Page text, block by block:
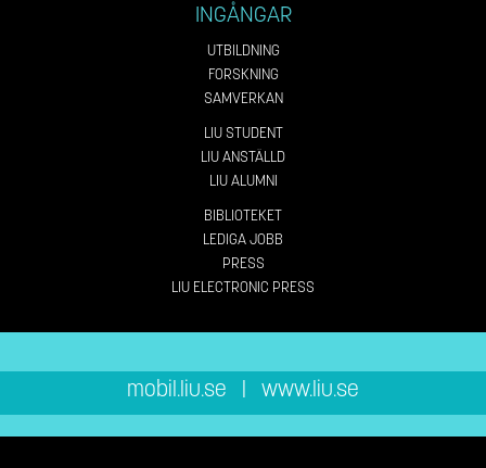
INGÅNGAR
UTBILDNING
FORSKNING
SAMVERKAN
LIU STUDENT
LIU ANSTÄLLD
LIU ALUMNI
BIBLIOTEKET
LEDIGA JOBB
PRESS
LIU ELECTRONIC PRESS
mobil.liu.se www.liu.se